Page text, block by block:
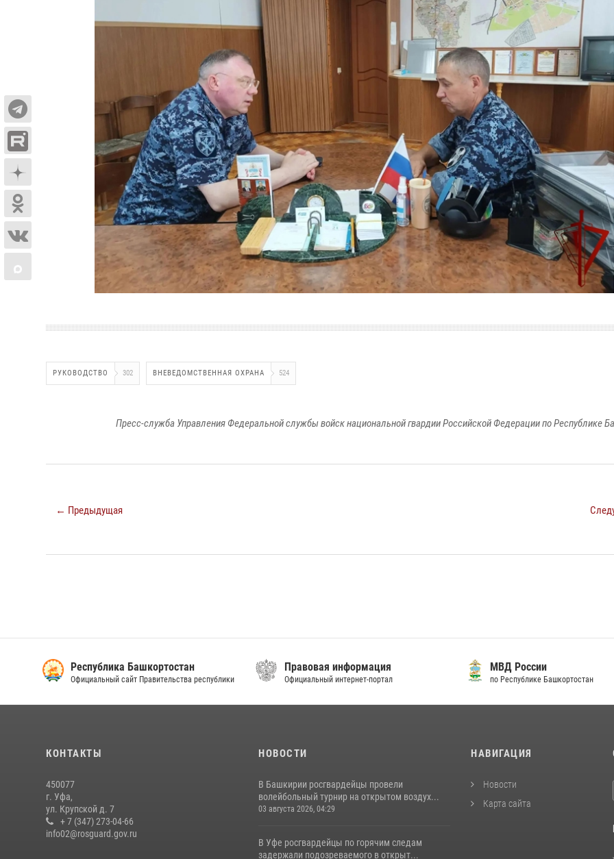
РУКОВОДСТВО 302 ВНЕВЕДОМСТВЕННАЯ ОХРАНА 524
Пресс-служба Управления Федеральной службы войск национальной гвардии Российской Федерации по Республике
← Предыдущая
Республика Башкортостан
Официальный сайт Правительства республики
Правовая информация
Официальный интернет-портал
МВД России
по Республике Башкортостан
КОНТАКТЫ
450077
г. Уфа,
ул. Крупской д. 7
+ 7 (347) 273-04-66
info02@rosguard.gov.ru
НОВОСТИ
В Башкирии росгвардейцы провели
волейбольный турнир на открытом воздух...
03 августа 2026, 04:29
В Уфе росгвардейцы по горячим следам
задержали подозреваемого в открыт...
НАВИГАЦИЯ
Новости
Карта сайта